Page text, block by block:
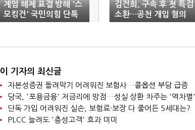
계엄 해제 표결 방해 '스
모킹건' 국민의힘 단톡
방
김건희, 구속 후 첫 특검
소환…공천 개입 혐의
조사
이 기자의 최신글
자본성증권 돌려막기 어려워진 보험사…콜옵션 부담 급증
당국, '포용금융' 저금리에 방점…성실 상환 차주는 '역차별'
단독 가입 어려워진 실손, 보험료·보장 다 줄어든 5세대는?
PLCC 늘려도 '충성고객' 효과 미미